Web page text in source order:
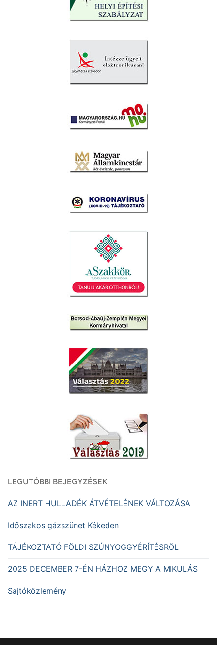
LEGUTÓBBI BEJEGYZÉSEK
AZ INERT HULLADÉK ÁTVÉTELÉNEK VÁLTOZÁSA
Időszakos gázszünet Kékeden
TÁJÉKOZTATÓ FÖLDI SZÚNYOGGYÉRÍTÉSRŐL
2025 DECEMBER 7-ÉN HÁZHOZ MEGY A MIKULÁS
Sajtóközlemény